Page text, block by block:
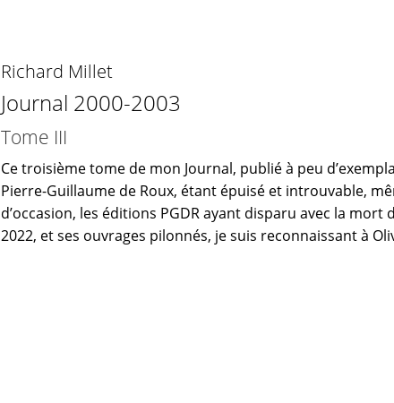
Richard Millet
Journal 2000-2003
Tome III
Ce troisième tome de mon Journal, publié à peu
Pierre-Guillaume de Roux, étant épuisé et introuvable,
d’occasion, les éditions PGDR ayant disparu avec la mort
2022, et ses ouvrages pilonnés, je suis reconnaissant à